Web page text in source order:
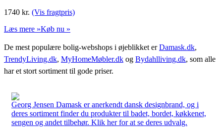
1740 kr. (Vis fragtpris)
Læs mere »Køb nu »
De mest populære bolig-webshops i øjeblikket erDamask.dk,
TrendyLiving.dk, MyHomeMøbler.dk og Bydahlliving.dk, som alle
har et stort sortiment til gode priser.
Georg Jensen Damask er anerkendt dansk designbrand, og i
deres sortiment finder du produkter til badet, bordet, køkkenet,
sengen og andet tilbehør. Klik her for at se deres udvalg.